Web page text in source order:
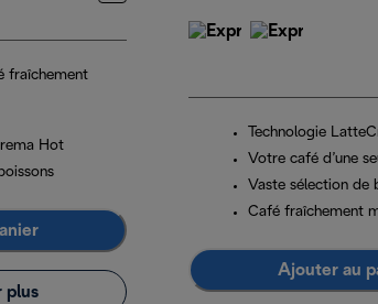
fraîchement
Hot
plus
Technologie
Votre café d’une
Vaste sélection de
Café fraîchement
Ajouter au